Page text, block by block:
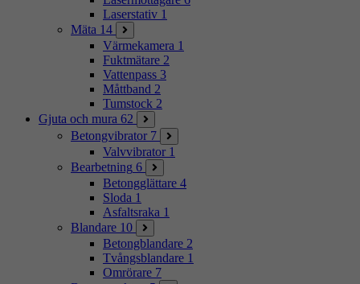
Laserstativ 1
Mäta 14
Värmekamera 1
Fuktmätare 2
Vattenpass 3
Måttband 2
Tumstock 2
Gjuta och mura 62
Betongvibrator 7
Valvvibrator 1
Bearbetning 6
Betongglättare 4
Sloda 1
Asfaltsraka 1
Blandare 10
Betongblandare 2
Tvångsblandare 1
Omrörare 7